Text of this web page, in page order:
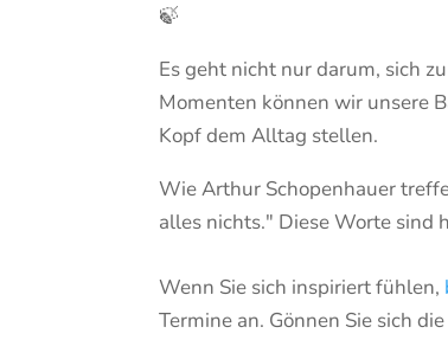
🍃
Es geht nicht nur darum, sich
Momenten können wir unsere
Kopf dem Alltag stellen.
Wie Arthur Schopenhauer
alles nichts." Diese Worte sind
Wenn Sie sich inspiriert fühlen,
Termine an. Gönnen Sie sich